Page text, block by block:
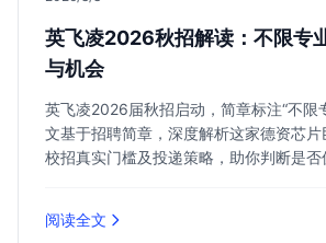
英飞凌2026秋招解读：不限专
与机会
英飞凌2026届秋招启动，简章标注“不限
文基于招聘简章，深度解析这家德资芯片
校招真实门槛及投递策略，助你判断是否
阅读全文